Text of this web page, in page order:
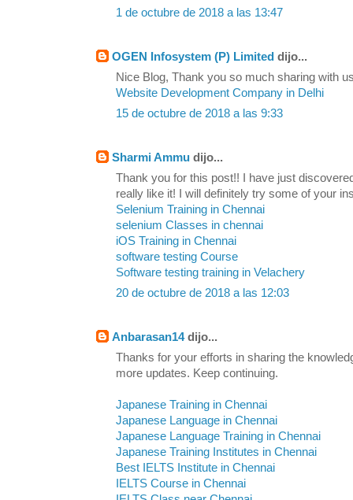
1 de octubre de 2018 a las 13:47
OGEN Infosystem (P) Limited dijo...
Nice Blog, Thank you so much sharing with
Website Development Company in Delhi
15 de octubre de 2018 a las 9:33
Sharmi Ammu dijo...
Thank you for this post!! I have just
really like it! I will definitely try some of your
Selenium Training in Chennai
selenium Classes in chennai
iOS Training in Chennai
software testing Course
Software testing training in Velachery
20 de octubre de 2018 a las 12:03
Anbarasan14dijo...
Thanks for your efforts in sharing the
more updates. Keep continuing.
Japanese Training in Chennai
Japanese Language in Chennai
Japanese Language Training in Chennai
Japanese Training Institutes in Chennai
Best IELTS Institute in Chennai
IELTS Course in Chennai